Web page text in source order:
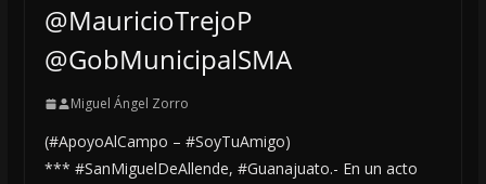
@MauricioTrejoP
@GobMunicipalSMA
Miguel Ángel Zorro
(#ApoyoAlCampo – #SoyTuAmigo)
*** #SanMiguelDeAllende, #Guanajuato.- En un acto